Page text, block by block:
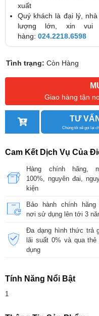
xuất
Quý khách là đại lý,
lượng lớn, xin
hàng: 024.2218.6598
Tình trạng:Còn Hàng
Giao hàng tận
TƯ VẤN
Chúng tôi sẽ gọi lại
Cam Kết Dịch Vụ Của
Hàng chính hãng,
100%, nguyên đai,
kiện
Bảo hành chính hãng
nơi sử dụng lên tới 3
Đa dạng hình thức trả
lãi suất 0% và qua thẻ
dụng
Tính Năng Nổi Bật
1